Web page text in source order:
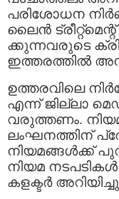
പരിശോധന
ലൈൻ
ക്കുന്നവരുടെ
ഇത്തരത്തിൽ
ഉത്തരവിലെ
എന്ന് ജില്ലാ
വരുത്തണം.
ലംഘനത്തിന്
നിയമങ്ങൾക്ക്
നിയമ
കളക്ടർ